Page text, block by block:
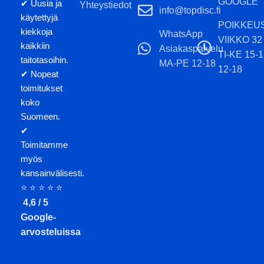
hyzer-heitot, flex-heitot,
kämmenheitot, tuuliset päivät,
edistyneet ja
ammattilaispelaajat.
Huomioithan, että kiekon
värisävy ja leiman väri voivat
poiketa tuotekuvasta.
✔ Uusia ja
käytettyjä
kiekkoja
kaikkiin
taitotasoihin.
✔ Nopeat
toimitukset
koko
Suomeen.
✔
Toimitamme
myös
kansainvälisesti.
⭐ ⭐ ⭐ ⭐ ⭐
4,6 / 5
Google-
arvosteluissa
Yhteystiedot
info@topdisc.fi
WhatsApp
Asiakaspalvelu
MA-PE 12-18
VIIKKO 32
TI-KE 15-
12-18